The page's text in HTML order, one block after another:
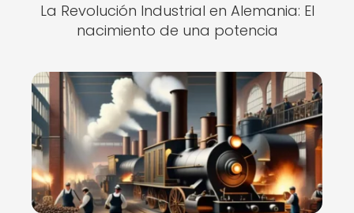
La Revolución Industrial en Alemania: El
nacimiento de una potencia